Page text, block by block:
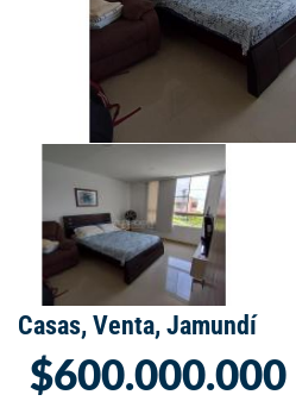
Casas, Venta, Jamundí
$600.000.000